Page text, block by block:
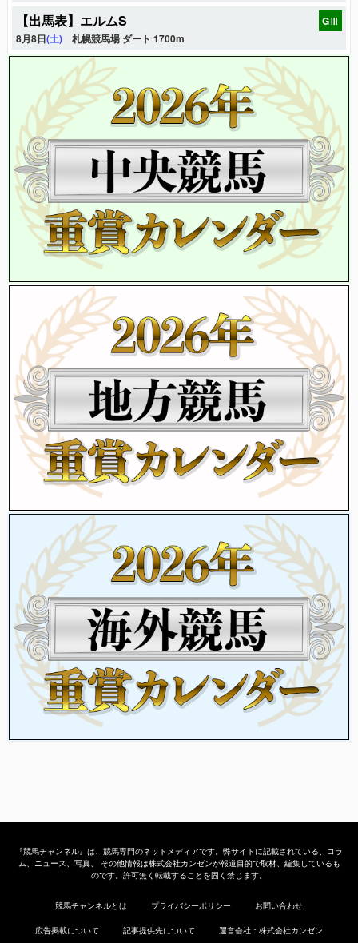
【出馬表】エルムS
GⅢ
8月8日(土) 札幌競馬場 ダート 1700m
『競馬チャンネル』は、競馬専門のネットメディアです。弊サイトに記載されている、コラ
ム、ニュース、写真、 その他情報は株式会社カンゼンが報道目的で取材、編集しているも
のです。許可無く転載することを固く禁じます。
競馬チャンネルとは プライバシーポリシー お問い合わせ
広告掲載について 記事提供先について 運営会社：株式会社カンゼン